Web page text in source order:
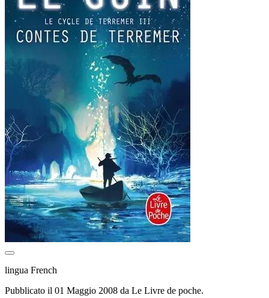
lingua French
Pubblicato il 01 Maggio 2008 da Le Livre de poche.